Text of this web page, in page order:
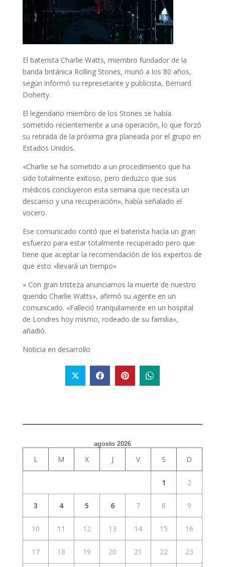
El baterista Charlie Watts, miembro fundador de la
banda británica Rolling Stones, murió a los 80 años,
según informó su represetante y publicista, Bernard
Doherty.
El legendario miembro de los Stones se había
sometido recientemente a una operación, lo que forzó
su retirada de la próxima gira planeada por el grupo en
Estados Unidos.
«Charlie se ha sometido a un procedimiento que ha
sido totalmente exitoso, pero deduzco que sus
médicos concluyeron esta semana que necesita un
descanso y una recuperación», había señalado el
vocero.
Ese comunicado contó que el baterista hacía un gran
esfuerzo para estar totalmente recuperado pero que
tiene que aceptar la recomendación de los expertos de
que esto «llevará un tiempo»
» Con gran tristeza anunciamos la muerte de nuestro
querido Charlie Watts», afirmó su agente en un
comunicado. «Falleció tranquilamente en un hospital
de Londres hoy mismo, rodeado de su familia»,
añadió.
Noticia en desarrollo
agosto 2026
L M X J V S D
1 2
3 4 5 6 7 8 9
10 11 12 13 14 15 16
17 18 19 20 21 22 23